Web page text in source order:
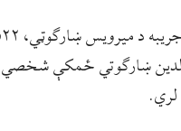
د سیدجمال الدین ښارګوتي